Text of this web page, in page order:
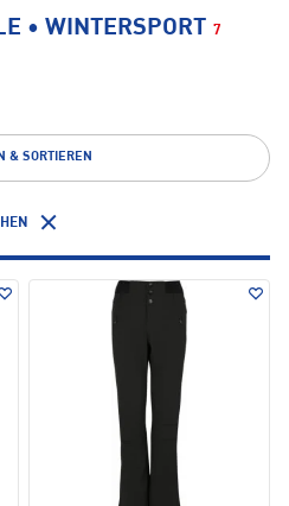
• WINTERSPORT 7
& SORTIEREN